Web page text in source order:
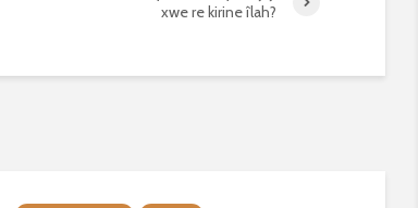
xwe re kirine îlah?